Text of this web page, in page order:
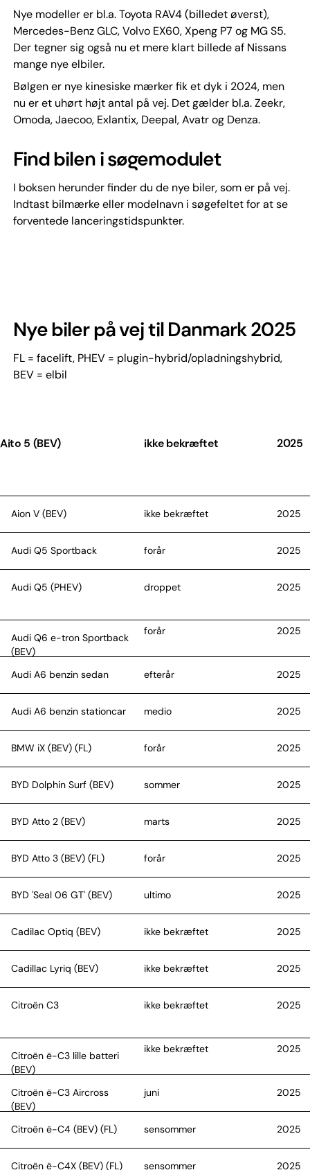
Nye modeller er bl.a. Toyota RAV4 (billedet øverst),
Mercedes-Benz GLC, Volvo EX60, Xpeng P7 og MG S5.
Der tegner sig også nu et mere klart billede af Nissans
mange nye elbiler.
Bølgen er nye kinesiske mærker fik et dyk i 2024, men
nu er et uhørt højt antal på vej. Det gælder bl.a. Zeekr,
Omoda, Jaecoo, Exlantix, Deepal, Avatr og Denza.
Find bilen i søgemodulet
I boksen herunder finder du de nye biler, som er på vej.
Indtast bilmærke eller modelnavn i søgefeltet for at se
forventede lanceringstidspunkter.
Nye biler på vej til Danmark 2025
FL = facelift, PHEV = plugin-hybrid/opladningshybrid,
BEV = elbil
Aito 5 (BEV) ikke bekræftet 2025
Aion V (BEV) ikke bekræftet 2025
Audi Q5 Sportback forår 2025
Audi Q5 (PHEV) droppet 2025
Audi Q6 e-tron Sportback
(BEV)
forår 2025
Audi A6 benzin sedan efterår 2025
Audi A6 benzin stationcar medio 2025
BMW iX (BEV) (FL) forår 2025
BYD Dolphin Surf (BEV) sommer 2025
BYD Atto 2 (BEV) marts 2025
BYD Atto 3 (BEV) (FL) forår 2025
BYD 'Seal 06 GT' (BEV) ultimo 2025
Cadilac Optiq (BEV) ikke bekræftet 2025
Cadillac Lyriq (BEV) ikke bekræftet 2025
Citroën C3 ikke bekræftet 2025
Citroën ë-C3 lille batteri
(BEV)
ikke bekræftet 2025
Citroën ë-C3 Aircross
(BEV)
juni 2025
Citroën ë-C4 (BEV) (FL) sensommer 2025
Citroën ë-C4X (BEV) (FL) sensommer 2025